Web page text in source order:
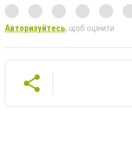
Авторизуйтесь, щоб оцінити